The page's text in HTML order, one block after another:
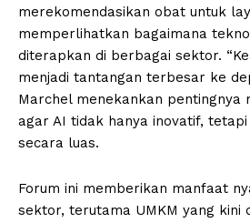
merekomendasikan obat untuk
memperlihatkan bagaimana
diterapkan di berbagai sektor.
menjadi tantangan terbesar ke
Marchel menekankan pentingnya
agar AI tidak hanya inovatif,
secara luas.
Forum ini memberikan manfaat
sektor, terutama UMKM yang kini